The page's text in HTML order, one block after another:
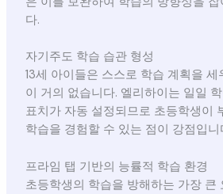
다.
자기주도 학습 습관 형성
13세 아이들은 스스로 학습 계획을 세
이 거의 없습니다. 엘리하이는 일일
표치가 자동 설정되므로 초등학생이
학습을 경험할 수 있는 점이 강점입니
프라임 탭 기반의 능률적 학습 환경
초등학생의 학습을 방해하는 가장 큰